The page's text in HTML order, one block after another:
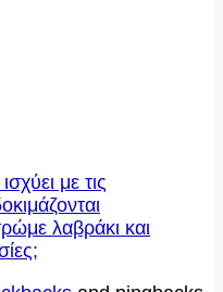
με τις
λαβράκι και